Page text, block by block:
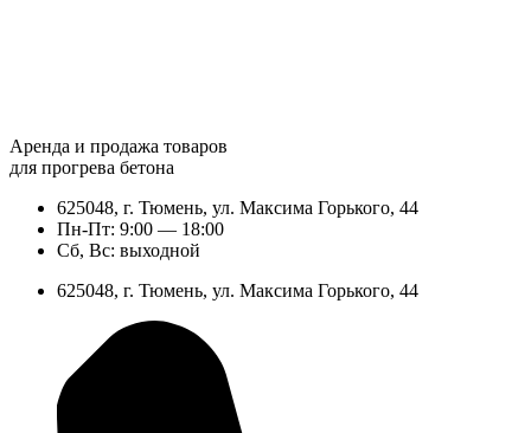
Аренда и продажа товаров
для прогрева бетона
625048, г. Тюмень, ул. Максима Горького, 44
Пн-Пт: 9:00 — 18:00
Сб, Вс: выходной
625048, г. Тюмень, ул. Максима Горького, 44